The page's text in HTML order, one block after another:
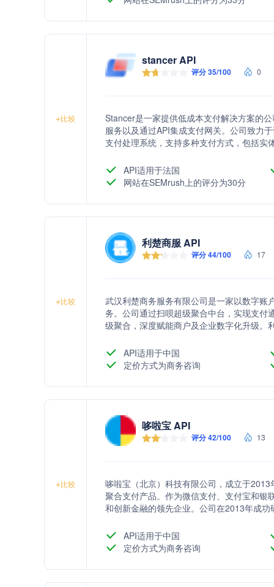
+比较
stancer API
评分 35/100 0
Stancer是一家提供低成本支付解决方案的
服务以及通过API集成支付网关。公司致力
支付处理系统，支持多种支付方式，包括实
API适用于法国
网站在SEMrush上的评分为30分
+比较
利楚商服 API
评分 44/100 17
武汉利楚商务服务有限公司是一家以数字账
务。公司通过扫呗超级聚合中台，实现支付
级聚合，深度赋能商户及企业数字化升级。
钰龙时代中心25楼。
API适用于中国
定价方式为商务咨询
+比较
哆啦宝 API
评分 42/100 13
哆啦宝（北京）科技有限公司，成立于
聚合支付产品。作为微信支付、支付宝和银
和创新金融的领先企业。公司在2013年成
导地位。API适用于中国
定价方式为商务咨询